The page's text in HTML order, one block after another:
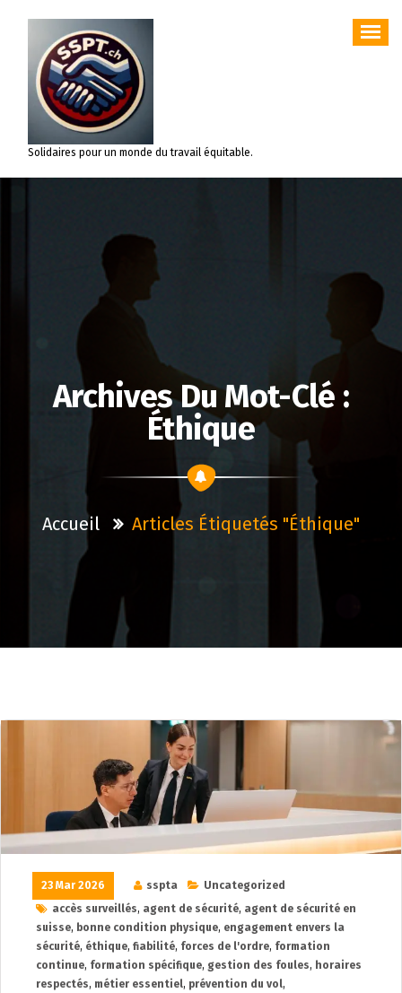
contenu
Solidaires pour un monde du travail équitable.
Archives Du Mot-Clé :
Éthique
Accueil Articles Étiquetés "éthique"
23 Mar 2026 sspta
Uncategorized
accès surveillés, agent de sécurité, agent de sécurité en
suisse, bonne condition physique, engagement envers la
sécurité, éthique, fiabilité, forces de l'ordre, formation
continue, formation spécifique, gestion des foules, horaires
respectés, métier essentiel, prévention du vol,